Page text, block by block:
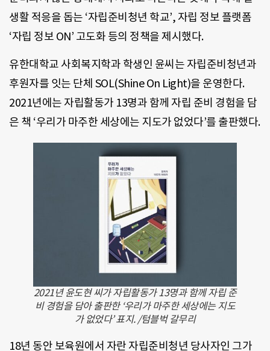
생활 적응을 돕는 ‘자립준비청년 학교’, 자립 정보 플랫폼
‘자립 정보 ON’ 고도화 등의 정책을 제시했다.
유한대학교 사회복지학과 학생인 윤씨는 자립준비청년과
후원자를 잇는 단체 SOL(Shine On Light)을 운영한다.
2021년에는 자립활동가 13명과 함께 자립 준비 경험을 담
은 책 ‘우리가 마주한 세상에는 지도가 없었다’를 출판했다.
2021년 윤도현 씨가 자립활동가 13명과 함께 자립 준
비 경험을 담아 출판한 ‘우리가 마주한 세상에는 지도
가 없었다’ 표지. /텀블벅 갈무리
18년 동안 보육원에서 자란 자립준비청년 당사자인 그가